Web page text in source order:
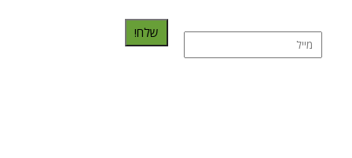
שלח!